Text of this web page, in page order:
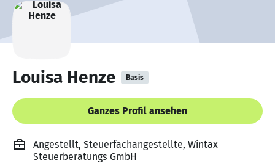
Louisa Henze Basis
Ganzes Profil ansehen
Angestellt, Steuerfachangestellte, Wintax
Steuerberatungs GmbH